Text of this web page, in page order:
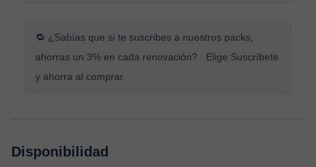
🔁 ¿Sabías que si te suscribes a nuestros packs,
ahorras un 3% en cada renovación? Elige Suscríbete
y ahorra al comprar.
Disponibilidad